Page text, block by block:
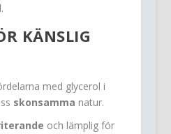
KÄNSLIG
med glycerol i
skonsamma natur.
och lämplig för